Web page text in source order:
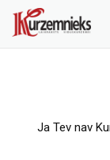
Ja Tev nav